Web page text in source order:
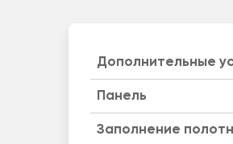
Дополнительные
Панель
Заполнение